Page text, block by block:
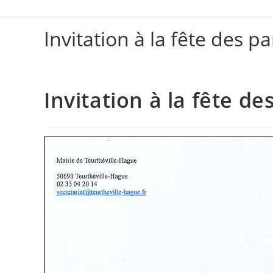
Invitation à la fête des
Invitation à la fête